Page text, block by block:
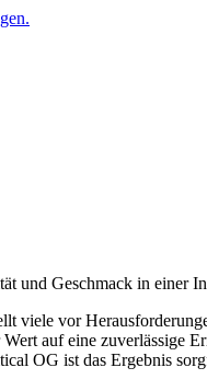
und Geschmack in einer
viele vor
auf eine zuverlässige
OG ist das Ergebnis